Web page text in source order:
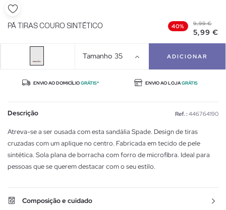
PÁ TIRAS COURO SINTÉTICO 40% 9,99 €
5,99 €
Tamanho 35 ADICIONAR
ENVIO AO DOMICÍLIOGRÁTIS* ENVIO AO LOJAGRÁTIS
Descrição Ref. : 446764190
Atreva-se a ser ousada com esta sandália Spade. Design de tiras
cruzadas com um aplique no centro. Fabricada em tecido de pele
sintética. Sola plana de borracha com forro de microfibra. Ideal para
pessoas que se querem destacar com o seu estilo.
Composição e cuidado